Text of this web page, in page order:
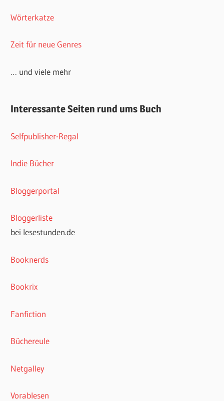
Wörterkatze
Zeit für neue Genres
… und viele mehr
Interessante Seiten rund ums Buch
Selfpublisher-Regal
Indie Bücher
Bloggerportal
Bloggerliste
bei lesestunden.de
Booknerds
Bookrix
Fanfiction
Büchereule
Netgalley
Vorablesen